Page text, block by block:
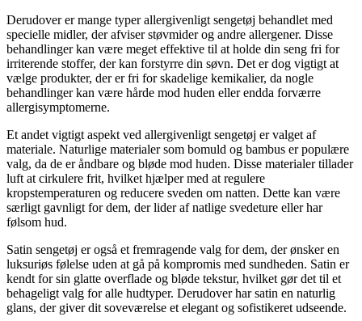
Derudover er mange typer allergivenligt sengetøj behandlet med
specielle midler, der afviser støvmider og andre allergener. Disse
behandlinger kan være meget effektive til at holde din seng fri for
irriterende stoffer, der kan forstyrre din søvn. Det er dog vigtigt at
vælge produkter, der er fri for skadelige kemikalier, da nogle
behandlinger kan være hårde mod huden eller endda forværre
allergisymptomerne.
Et andet vigtigt aspekt ved allergivenligt sengetøj er valget af
materiale. Naturlige materialer som bomuld og bambus er populære
valg, da de er åndbare og bløde mod huden. Disse materialer tillader
luft at cirkulere frit, hvilket hjælper med at regulere
kropstemperaturen og reducere sveden om natten. Dette kan være
særligt gavnligt for dem, der lider af natlige svedeture eller har
følsom hud.
Satin sengetøj er også et fremragende valg for dem, der ønsker en
luksuriøs følelse uden at gå på kompromis med sundheden. Satin er
kendt for sin glatte overflade og bløde tekstur, hvilket gør det til et
behageligt valg for alle hudtyper. Derudover har satin en naturlig
glans, der giver dit soveværelse et elegant og sofistikeret udseende.